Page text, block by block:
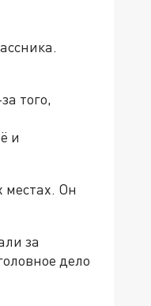
того,
и
местах. Он
за
дело